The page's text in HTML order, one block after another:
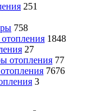
251
758
1848
27
отопления 77
7676
3